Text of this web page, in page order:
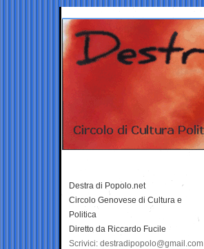
Destra di Popolo.net
Circolo Genovese di Cultura e
Politica
Diretto da Riccardo Fucile
Scrivici: destradipopolo@gmail.com